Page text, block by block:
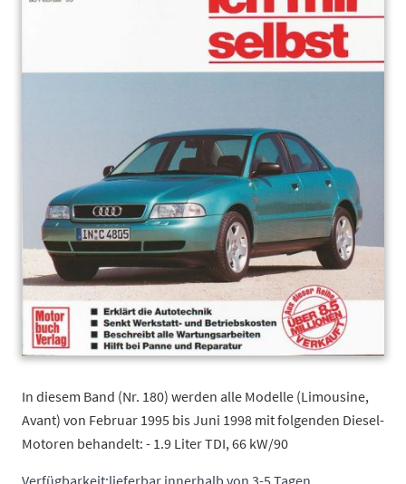
In diesem Band (Nr. 180) werden alle Modelle (Limousine,
Avant) von Februar 1995 bis Juni 1998 mit folgenden Diesel-
Motoren behandelt: - 1.9 Liter TDI, 66 kW/90
Verfügbarkeit:lieferbar innerhalb von 3-5 Tagen